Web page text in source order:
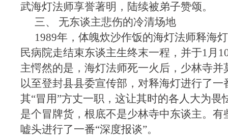
武海灯法师享誉著明，陆续被弟子赞颂。
三、 无东谈主悲伤的冷清场地
1989年，体魄炊沙作饭的海灯法师释海
民病院走结束东谈主生终末一程，并于1月
主愕然的是，海灯法师死一火后，少林寺并
以至登封县县委宣传部，对释海灯进行了一
其“冒用”方丈一职，这让其时的各人大为畏
是个冒牌货，根底不是少林寺中东谈主。有
嘘头进行了一番“深度报谈”。